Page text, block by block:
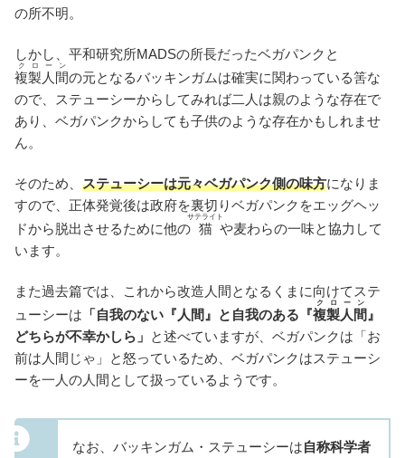
の所不明。
しかし、平和研究所MADSの所長だったベガパンクと
複製人間
クローン
の元となるバッキンガムは確実に関わっている筈な
ので、ステューシーからしてみれば二人は親のような存在で
あり、ベガパンクからしても子供のような存在かもしれませ
ん。
そのため、 ステューシーは元々ベガパンク側の味方になりま
すので、正体発覚後は政府を裏切りベガパンクをエッグヘッ
ドから脱出させるために他の 猫
サテライト
や麦わらの一味と協力して
います。
また過去篇では、これから改造人間となるくまに向けてステ
ューシーは 「自我のない『人間』と自我のある『複製人間
クローン
』
どちらが不幸かしら」 と述べていますが、ベガパンクは「お
前は人間じゃ」と怒っているため、ベガパンクはステューシ
ーを一人の人間として扱っているようです。
なお、バッキンガム・ステューシーは自称科学者